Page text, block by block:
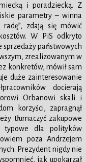
i poradziecką. Z
parametry – winna
radę”, zdają się mówić
W PiS odkryto
sprzedaży państwowych
zrealizowanym w
konkretów, mówił sam
duże zainteresowanie
docierają
Orbanowi skali i
korzyści, zapragnął
tłumaczyć zakupowe
typowe dla polityków
poza Andrzejem
Prezydent nigdy nie
jak upokarzał